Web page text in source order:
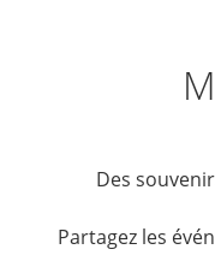
Des
Partagez les